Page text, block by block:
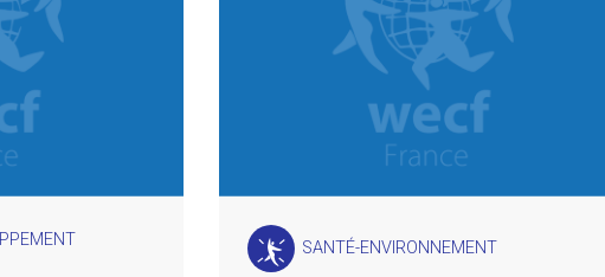
SANTÉ-ENVIRONNEMENT